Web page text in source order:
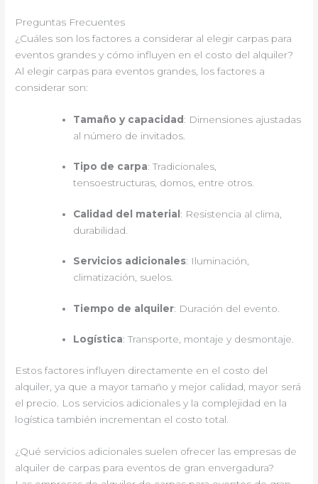
Preguntas Frecuentes
¿Cuáles son los factores a considerar al elegir carpas para
eventos grandes y cómo influyen en el costo del alquiler?
Al elegir carpas para eventos grandes, los factores a
considerar son:
Tamaño y capacidad : Dimensiones ajustadas
al número de invitados.
Tipo de carpa: Tradicionales,
tensoestructuras, domos, entre otros.
Calidad del material : Resistencia al clima,
durabilidad.
Servicios adicionales: Iluminación,
climatización, suelos.
Tiempo de alquiler: Duración del evento.
Logística: Transporte, montaje y desmontaje.
Estos factores influyen directamente en el costo del
alquiler, ya que a mayor tamaño y mejor calidad, mayor será
el precio. Los servicios adicionales y la complejidad en la
logística también incrementan el costo total.
¿Qué servicios adicionales suelen ofrecer las empresas de
alquiler de carpas para eventos de gran envergadura?